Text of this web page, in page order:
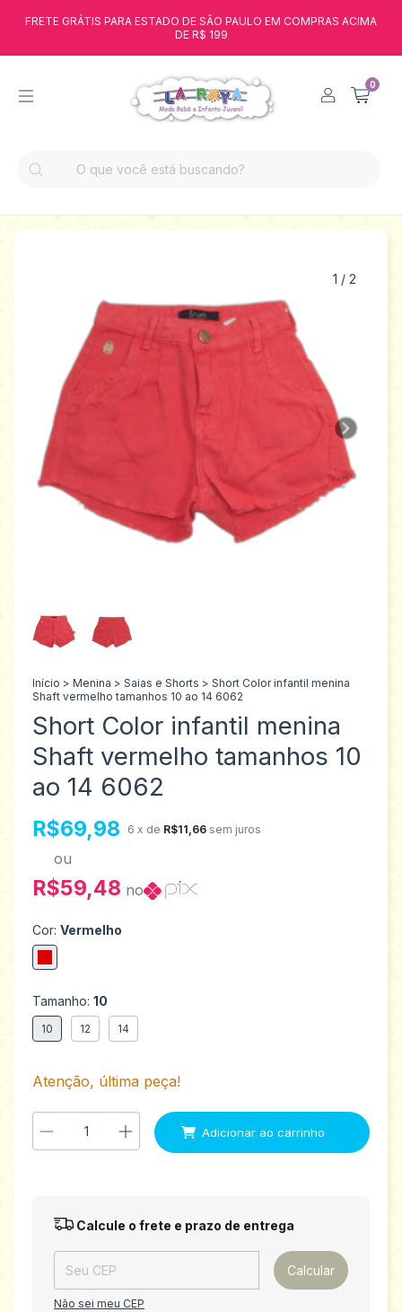
FRETE GRÁTIS PARA ESTADO DE SÃO PAULO EM COMPRAS ACIMA
DE R$ 199
0
1 / 2
Início > Menina > Saias e Shorts > Short Color infantil menina
Shaft vermelho tamanhos 10 ao 14 6062
Short Color infantil menina
Shaft vermelho tamanhos 10
ao 14 6062
R$69,98 6 x de R$11,66 sem juros
ou
R$59,48 no
Cor: Vermelho
Tamanho: 10
10 12 14
Atenção, última peça!
Entregas para o CEP: Alterar CEP
Calcule o frete e prazo de entrega
Calcular
Não sei meu CEP